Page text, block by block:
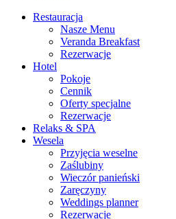
Restauracja
Nasze Menu
Veranda Breakfast
Rezerwacje
Hotel
Pokoje
Cennik
Oferty specjalne
Rezerwacje
Relaks & SPA
Wesela
Przyjęcia weselne
Zaślubiny
Wieczór panieński
Zaręczyny
Weddings planner
Rezerwacje